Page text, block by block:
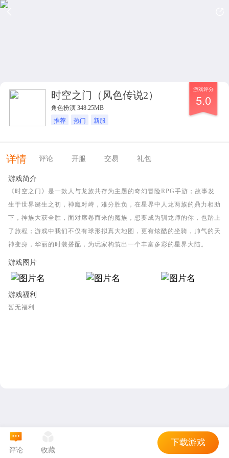
时空之门（风色传说2）
角色扮演 348.25MB
推荐 热门 新服
游戏评分
5.0
详情 评论 开服 交易 礼包
游戏简介
《时空之门》是一款人与龙族共存为主题的奇幻冒险RPG手游；故事发
生于世界诞生之初，神魔对峙，难分胜负，在星界中人龙两族的鼎力相助
下，神族大获全胜，面对席卷而来的魔族，想要成为驯龙师的你，也踏上
了旅程；游戏中我们不仅有球形拟真大地图，更有炫酷的坐骑，帅气的天
神变身，华丽的时装搭配，为玩家构筑出一个丰富多彩的星界大陆。
游戏图片
游戏福利
暂无福利
评论 收藏
下载游戏